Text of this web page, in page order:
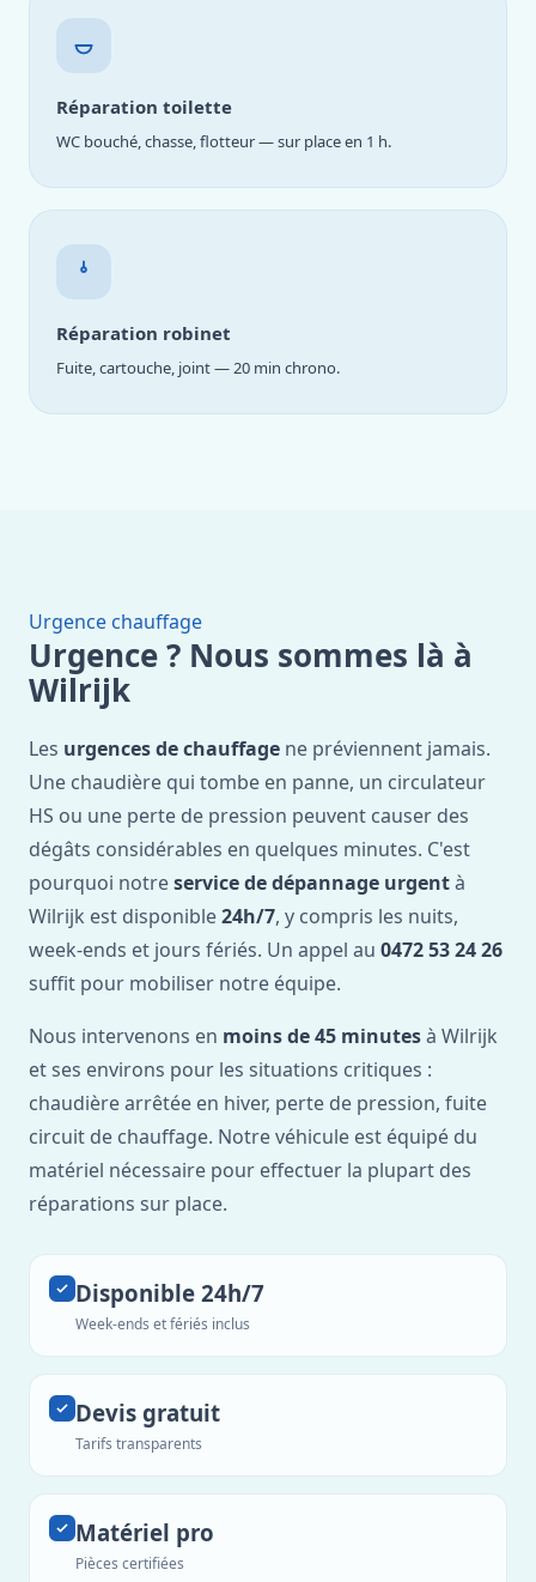
Réparation toilette
WC bouché, chasse, flotteur — sur place en 1 h.
Réparation robinet
Fuite, cartouche, joint — 20 min chrono.
Urgence chauffage
Urgence ? Nous sommes là à
Wilrijk
Les urgences de chauffage ne préviennent jamais.
Une chaudière qui tombe en panne, un circulateur
HS ou une perte de pression peuvent causer des
dégâts considérables en quelques minutes. C'est
pourquoi notreservice de dépannage urgentà
Wilrijk est disponible24h/7, y compris les nuits,
week-ends et jours fériés. Un appel au 0472 53 24 26
suffit pour mobiliser notre équipe.
Nous intervenons en moins de 45 minutesà Wilrijk
et ses environs pour les situations critiques :
chaudière arrêtée en hiver, perte de pression, fuite
circuit de chauffage. Notre véhicule est équipé du
matériel nécessaire pour effectuer la plupart des
réparations sur place.
Disponible 24h/7
Week-ends et fériés inclus
Devis gratuit
Tarifs transparents
Matériel pro
Pièces certifiées